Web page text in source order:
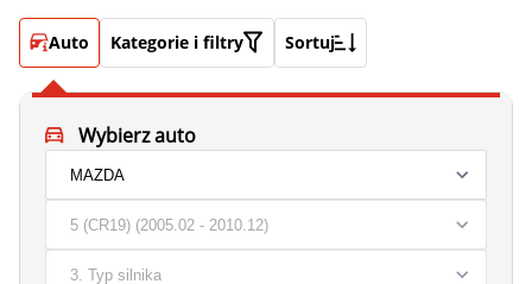
Auto Kategorie i filtry Sortuj
Wybierz auto